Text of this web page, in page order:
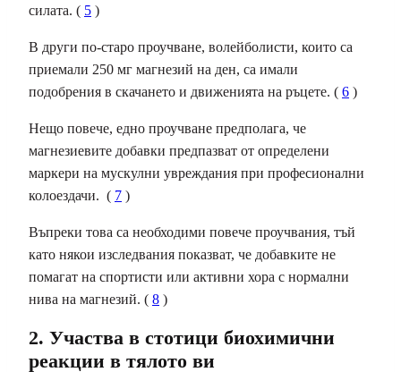
силата. ( 5 )
В други по-старо проучване, волейболисти, които са
приемали 250 мг магнезий на ден, са имали
подобрения в скачането и движенията на ръцете. ( 6 )
Нещо повече, едно проучване предполага, че
магнезиевите добавки предпазват от определени
маркери на мускулни увреждания при професионални
колоездачи. ( 7 )
Въпреки това са необходими повече проучвания, тъй
като някои изследвания показват, че добавките не
помагат на спортисти или активни хора с нормални
нива на магнезий. ( 8 )
2. Участва в стотици биохимични
реакции в тялото ви